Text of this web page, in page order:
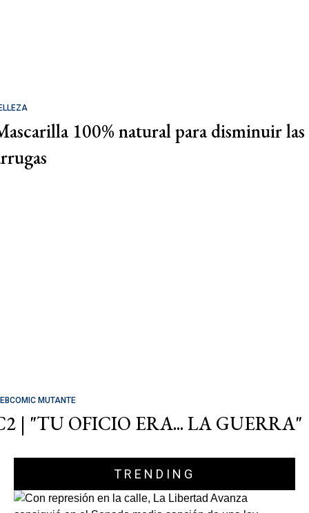
100% natural para disminuir las
MUTANTE
| "TU OFICIO ERA... LA GUERRA"
TRENDING